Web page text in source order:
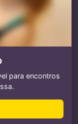
para encontros